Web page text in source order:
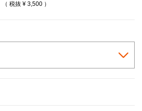
（ 税抜 ¥ 3,500 ）